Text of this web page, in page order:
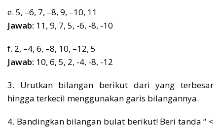
e. 5, –6, 7, –8, 9, –10, 11
Jawab: 11, 9, 7, 5, -6, -8, -10
f. 2, –4, 6, –8, 10, –12, 5
Jawab: 10, 6, 5, 2, -4, -8, -12
3. Urutkan bilangan berikut dari yang terbesar
hingga terkecil menggunakan garis bilangannya.
4. Bandingkan bilangan bulat berikut! Beri tanda “ <